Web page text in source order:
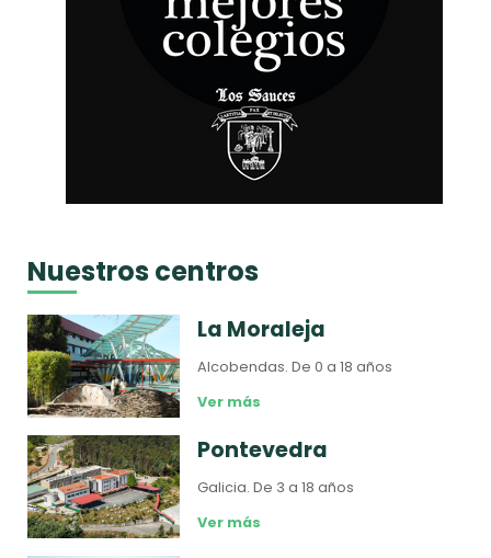
Nuestros centros
La Moraleja
Alcobendas.De 0 a 18 años
Ver más
Pontevedra
Galicia.De 3 a 18 años
Ver más